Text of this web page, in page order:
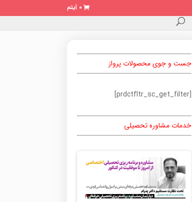
0 آیتم
جست و جوی محصولات پرواز
[prdctfltr_sc_get_filter]
خدمات مشاوره تحصیلی